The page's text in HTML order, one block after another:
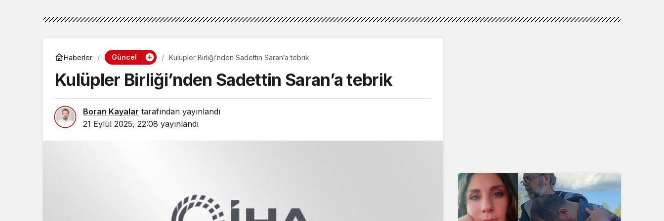
Haberler Güncel Kulüpler Birliği’nden Sadettin Saran’a tebrik
Kulüpler Birliği’nden Sadettin Saran’a tebrik
Boran Kayalar tarafından yayınlandı
21 Eylül 2025, 22:08 yayınlandı